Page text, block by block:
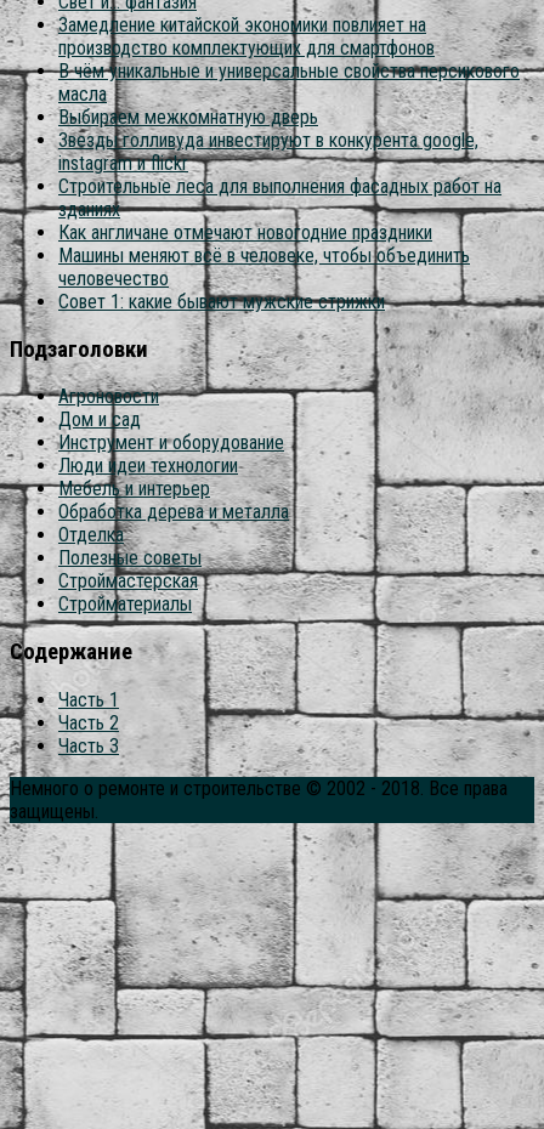
Замедление китайской экономики повлияет на
производство комплектующих для смартфонов
В чём уникальные и универсальные свойства персикового
масла
Выбираем межкомнатную дверь
Звезды голливуда инвестируют в конкурента google,
instagram и flickr
Строительные леса для выполнения фасадных работ на
зданиях
Как англичане отмечают новогодние праздники
Машины меняют всё в человеке, чтобы объединить
человечество
Совет 1: какие бывают мужские стрижки
Подзаголовки
Агроновости
Дом и сад
Инструмент и оборудование
Люди идеи технологии
Мебель и интерьер
Обработка дерева и металла
Отделка
Полезные советы
Строймастерская
Стройматериалы
Содержание
Часть 1
Часть 2
Часть 3
Немного о ремонте и строительстве © 2002 - 2018. Все права
защищены.